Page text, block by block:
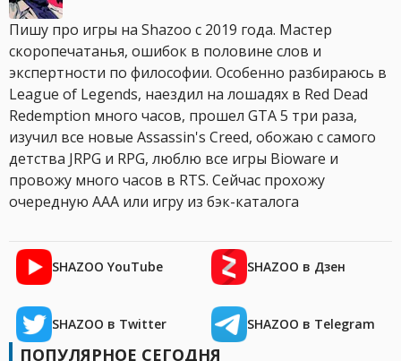
Пишу про игры на Shazoo с 2019 года. Мастер
скоропечатанья, ошибок в половине слов и
экспертности по философии. Особенно разбираюсь в
League of Legends, наездил на лошадях в Red Dead
Redemption много часов, прошел GTA 5 три раза,
изучил все новые Assassin's Creed, обожаю с самого
детства JRPG и RPG, люблю все игры Bioware и
провожу много часов в RTS. Сейчас прохожу
очередную AAA или игру из бэк-каталога
SHAZOO YouTube SHAZOO в Дзен
SHAZOO в Twitter SHAZOO в Telegram
ПОПУЛЯРНОЕ СЕГОДНЯ